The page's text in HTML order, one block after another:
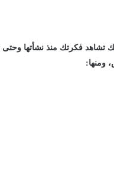
فكرتك منذ نشأتها وحتى
ومنها: